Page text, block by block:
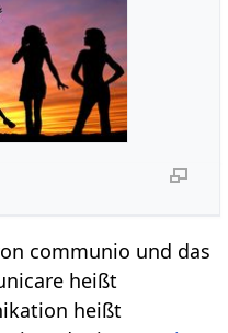
communio und das
heißt
heißt